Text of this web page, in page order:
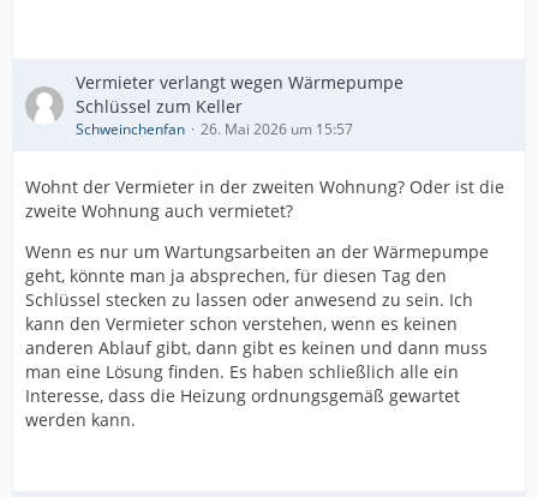
Vermieter verlangt wegen Wärmepumpe
Schlüssel zum Keller
Schweinchenfan 26. Mai 2026 um 15:57
Wohnt der Vermieter in der zweiten Wohnung? Oder ist die
zweite Wohnung auch vermietet?
Wenn es nur um Wartungsarbeiten an der Wärmepumpe
geht, könnte man ja absprechen, für diesen Tag den
Schlüssel stecken zu lassen oder anwesend zu sein. Ich
kann den Vermieter schon verstehen, wenn es keinen
anderen Ablauf gibt, dann gibt es keinen und dann muss
man eine Lösung finden. Es haben schließlich alle ein
Interesse, dass die Heizung ordnungsgemäß gewartet
werden kann.